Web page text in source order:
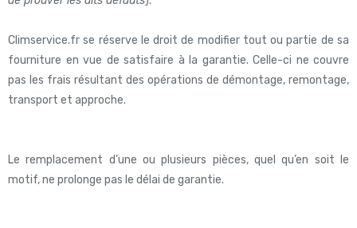
Climservice.fr se réserve le droit de modifier tout ou partie de sa
fourniture en vue de satisfaire à la garantie. Celle-ci ne couvre
pas les frais résultant des opérations de démontage, remontage,
transport et approche.
Le remplacement d’une ou plusieurs pièces, quel qu’en soit le
motif, ne prolonge pas le délai de garantie.